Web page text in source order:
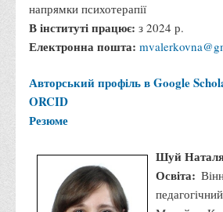
напрямки психотерапії
В інституті працює: з 2024 р.
Електронна пошта:
Авторський профіль в Google
ORCID
Резюме
Шуй Наталя
Освіта: